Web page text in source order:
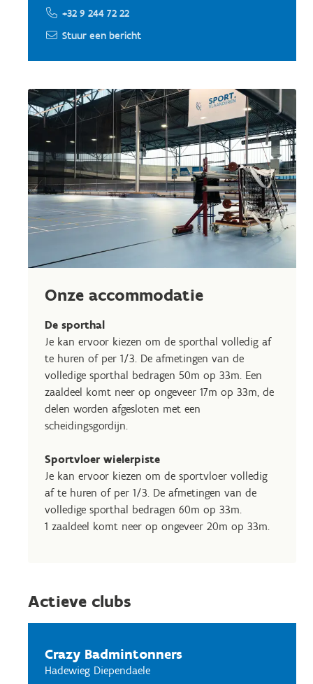
+32 9 244 72 22
Stuur een bericht
Onze accommodatie
De sporthal
Je kan ervoor kiezen om de sporthal volledig af
te huren of per 1/3. De afmetingen van de
volledige sporthal bedragen 50m op 33m. Een
zaaldeel komt neer op ongeveer 17m op 33m, de
delen worden afgesloten met een
scheidingsgordijn.
Sportvloer wielerpiste
Je kan ervoor kiezen om de sportvloer volledig
af te huren of per 1/3. De afmetingen van de
volledige sporthal bedragen 60m op 33m.
1 zaaldeel komt neer op ongeveer 20m op 33m.
Actieve clubs
Crazy Badmintonners
Hadewieg Diependaele